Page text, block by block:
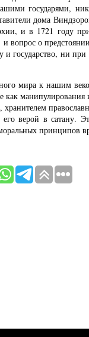
государями,
дома
и в 1721 году
вопрос о
государство, ни
мира к нашим
верой в сатану.
принципов